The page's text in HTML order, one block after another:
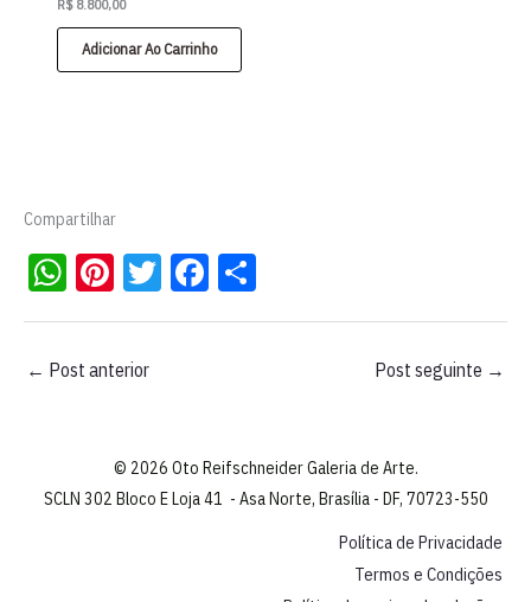
R$ 8.800,00
Adicionar Ao Carrinho
Compartilhar
W
ha
A
Pi
nt
er
es
T
wi
Fa
ce ha
← Post anterior Post seguinte →
© 2026 Oto Reifschneider Galeria de Arte.
SCLN 302 Bloco E Loja 41 - Asa Norte, Brasília - DF, 70723-550
Política de Privacidade
Termos e Condições